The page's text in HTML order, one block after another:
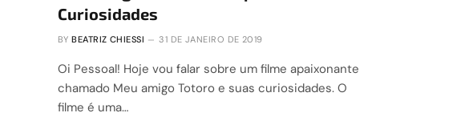
Curiosidades
BY BEATRIZ CHIESSI 31 DE JANEIRO DE 2019
Oi Pessoal! Hoje vou falar sobre um filme apaixonante
chamado Meu amigo Totoro e suas curiosidades. O
filme é uma…